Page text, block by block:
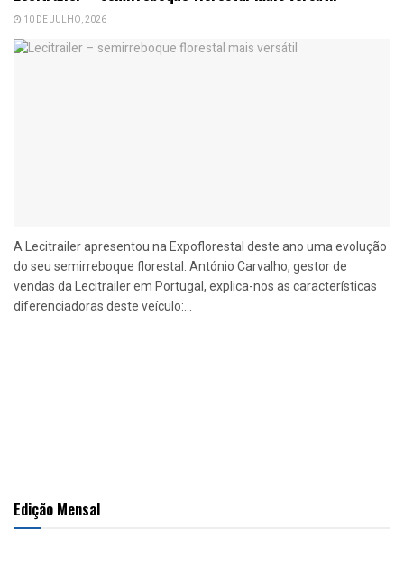
10 DE JULHO, 2026
A Lecitrailer apresentou na Expoflorestal deste ano uma evolução
do seu semirreboque florestal. António Carvalho, gestor de
vendas da Lecitrailer em Portugal, explica-nos as características
diferenciadoras deste veículo:...
Edição Mensal